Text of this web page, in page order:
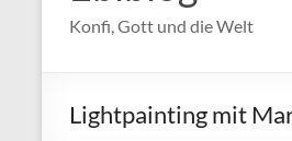
Konfi, Gott und die Welt
Lightpainting mit